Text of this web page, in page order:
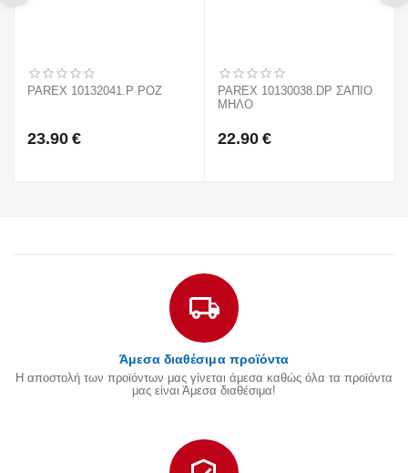
PAREX 10132041.P ΡΟΖ
23.90 €
PAREX 10130038.DP ΣΑΠΙΟ
ΜΗΛΟ
22.90 €
Άμεσα διαθέσιμα προϊόντα
Η αποστολή των προϊόντων μας γίνεται άμεσα καθώς όλα τα προϊόντα
μας είναι Άμεσα διαθέσιμα!